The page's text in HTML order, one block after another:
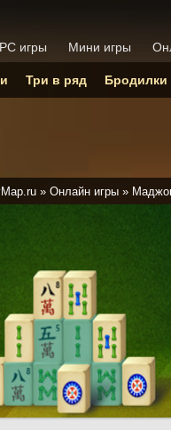
» Онлайн игры »
PC игры Мини игры
Три в ряд Бродилки